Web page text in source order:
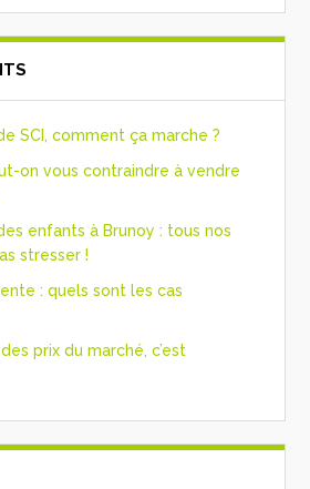
SCI, comment ça marche ?
on vous contraindre à vendre
enfants à Brunoy : tous nos
stresser !
: quels sont les cas
prix du marché, c’est